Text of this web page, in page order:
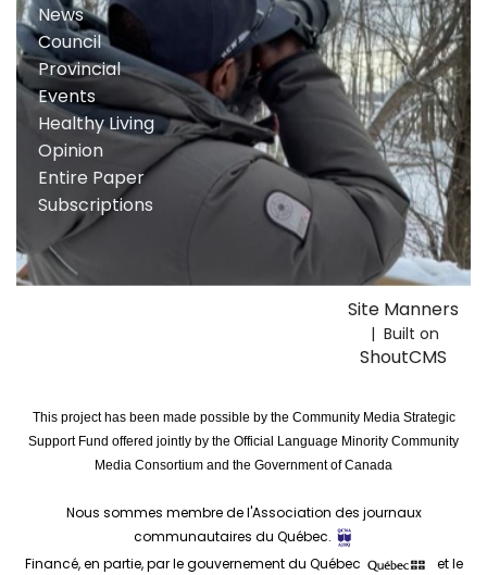
News
Council
Provincial
Events
Healthy Living
Opinion
Entire Paper
Subscriptions
Site Manners
| Built on
ShoutCMS
This project has been made possible by the Community Media Strategic
Support Fund offered jointly by the Official Language Minority Community
Media Consortium and the Government of Canada
Nous sommes membre de l'Association des journaux
communautaires du Québec.
Financé, en partie, par le gouvernement du Québec
et le